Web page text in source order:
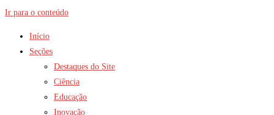
Ir para o conteúdo
Início
Seções
Destaques do Site
Ciência
Educação
Inovação